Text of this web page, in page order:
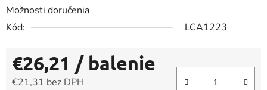
Možnosti doručenia
Kód:
LCA1223
€26,21 / balenie
€21,31 bez DPH